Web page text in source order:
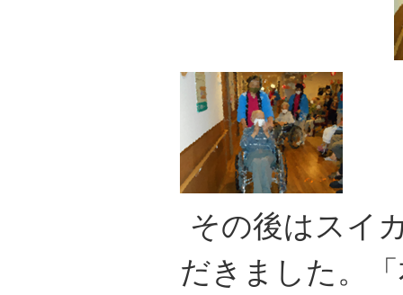
その後はスイ
だきました。